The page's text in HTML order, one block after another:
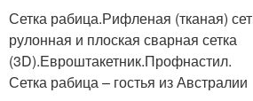
Сетка рабица.Рифленая (тканая)
рулонная и плоская сварная сетка
(3D).Евроштакетник.Профнастил.
Сетка рабица – гостья из Австралии